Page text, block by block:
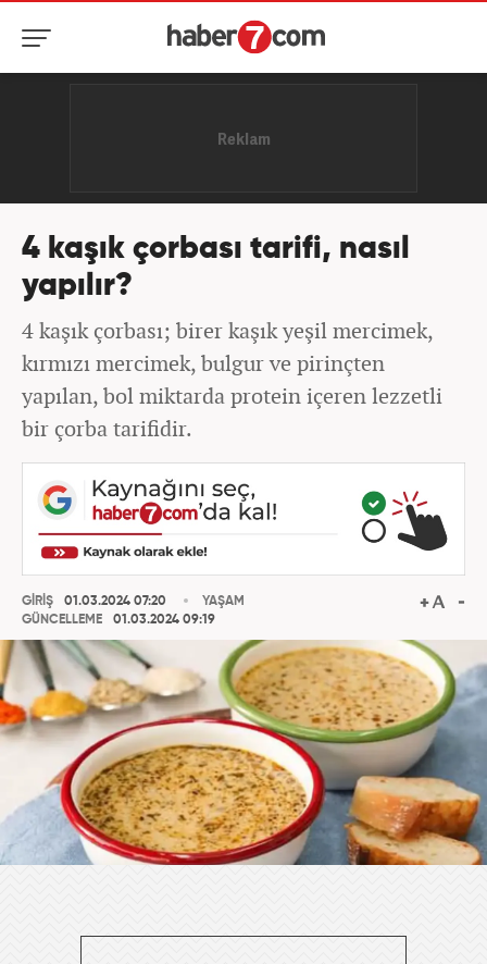
4 kaşık çorbası tarifi, nasıl
yapılır?
4 kaşık çorbası; birer kaşık yeşil mercimek,
kırmızı mercimek, bulgur ve pirinçten
yapılan, bol miktarda protein içeren lezzetli
bir çorba tarifidir.
GİRİŞ
01.03.2024 07:20
GÜNCELLEME
01.03.2024 09:19
YAŞAM